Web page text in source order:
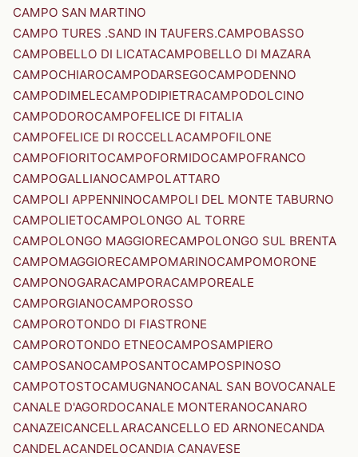
CAMPO SAN MARTINO
CAMPO TURES .SAND IN TAUFERS.CAMPOBASSO
CAMPOBELLO DI LICATACAMPOBELLO DI MAZARA
CAMPOCHIAROCAMPODARSEGOCAMPODENNO
CAMPODIMELECAMPODIPIETRACAMPODOLCINO
CAMPODOROCAMPOFELICE DI FITALIA
CAMPOFELICE DI ROCCELLACAMPOFILONE
CAMPOFIORITOCAMPOFORMIDOCAMPOFRANCO
CAMPOGALLIANOCAMPOLATTARO
CAMPOLI APPENNINOCAMPOLI DEL MONTE TABURNO
CAMPOLIETOCAMPOLONGO AL TORRE
CAMPOLONGO MAGGIORECAMPOLONGO SUL BRENTA
CAMPOMAGGIORECAMPOMARINOCAMPOMORONE
CAMPONOGARACAMPORACAMPOREALE
CAMPORGIANOCAMPOROSSO
CAMPOROTONDO DI FIASTRONE
CAMPOROTONDO ETNEOCAMPOSAMPIERO
CAMPOSANOCAMPOSANTOCAMPOSPINOSO
CAMPOTOSTOCAMUGNANOCANAL SAN BOVOCANALE
CANALE D'AGORDOCANALE MONTERANOCANARO
CANAZEICANCELLARACANCELLO ED ARNONECANDA
CANDELACANDELOCANDIA CANAVESE